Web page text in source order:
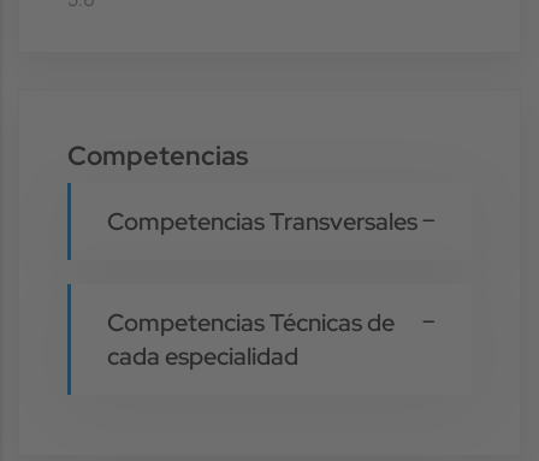
Competencias
Competencias Transversales
Competencias Técnicas de
cada especialidad